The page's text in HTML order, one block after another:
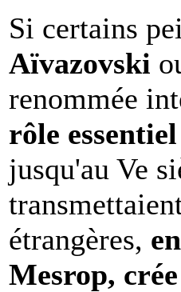
Si certains
Aïvazovski
renommée
rôle
jusqu'au Ve
étrangères,
Mesrop,